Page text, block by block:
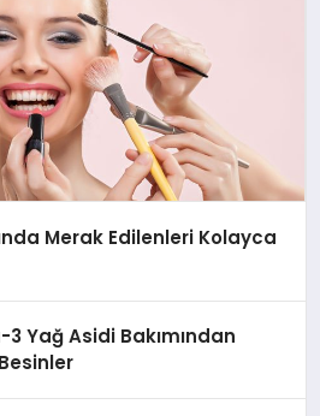
Merak Edilenleri Kolayca
Yağ Asidi Bakımından